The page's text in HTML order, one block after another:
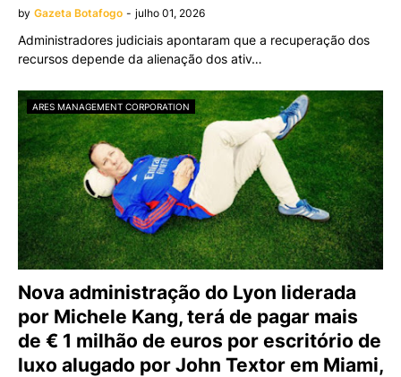
by Gazeta Botafogo - julho 01, 2026
Administradores judiciais apontaram que a recuperação dos
recursos depende da alienação dos ativ…
ARES MANAGEMENT CORPORATION
Nova administração do Lyon liderada
por Michele Kang, terá de pagar mais
de € 1 milhão de euros por escritório de
luxo alugado por John Textor em Miami,